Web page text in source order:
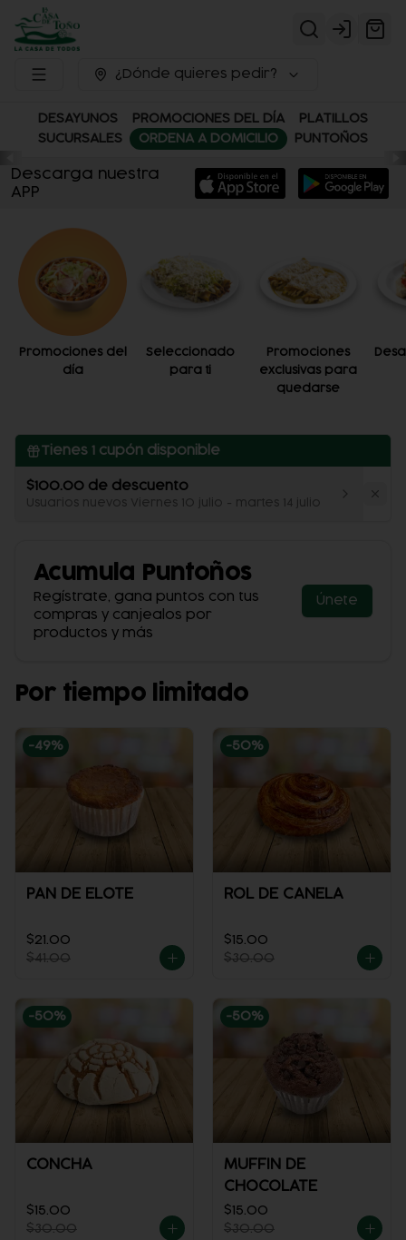
Login
¿Dónde quieres pedir?
DESAYUNOS PROMOCIONES DEL DÍA
PLATILLOS
SUCURSALES
ORDENA A DOMICILIO PUNTOÑOS
Descarga nuestra
APP
Promociones del
día
Seleccionado
para ti
Promociones
exclusivas para
quedarse
Tienes 1 cupón disponible
$100.00 de descuento
Usuarios nuevos Viernes 10 julio - martes 14 julio
Acumula Puntoños
Regístrate, gana puntos con tus
compras y canjealos por
productos y más
Únete
Por tiempo limitado
-49%
PAN DE ELOTE
$21.00
$41.00
-50%
ROL DE CANELA
$15.00
$30.00
-50%
CONCHA
$15.00
$30.00
-50%
MUFFIN DE
CHOCOLATE
$15.00
$30.00